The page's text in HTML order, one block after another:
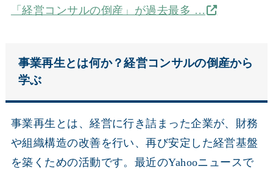
「経営コンサルの倒産」が過去最多 …
事業再生とは何か？経営コンサルの倒産から
学ぶ
事業再生とは、経営に行き詰まった企業が、財務
や組織構造の改善を行い、再び安定した経営基盤
を築くための活動です。最近のYahooニュースで